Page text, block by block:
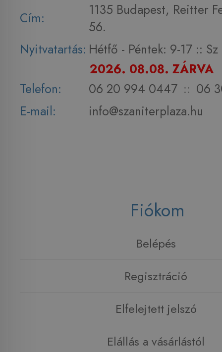
Cím:
1135 Budapest, Reitter
56.
Nyitvatartás: Hétfő - Péntek: 9-17 :: Sz
2026. 08.08. ZÁRVA
Telefon:
06 20 994 0447 :: 06
E-mail:
info@szaniterplaza.hu
Fiókom
Belépés
Regisztráció
Elfelejtett jelszó
Elállás a vásárlástól